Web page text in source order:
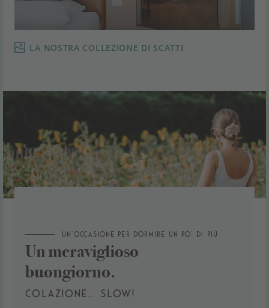
LA NOSTRA COLLEZIONE DI SCATTI
UN’OCCASIONE PER DORMIRE UN PO’ DI PIÙ
Un meraviglioso
buongiorno.
COLAZIONE... SLOW!